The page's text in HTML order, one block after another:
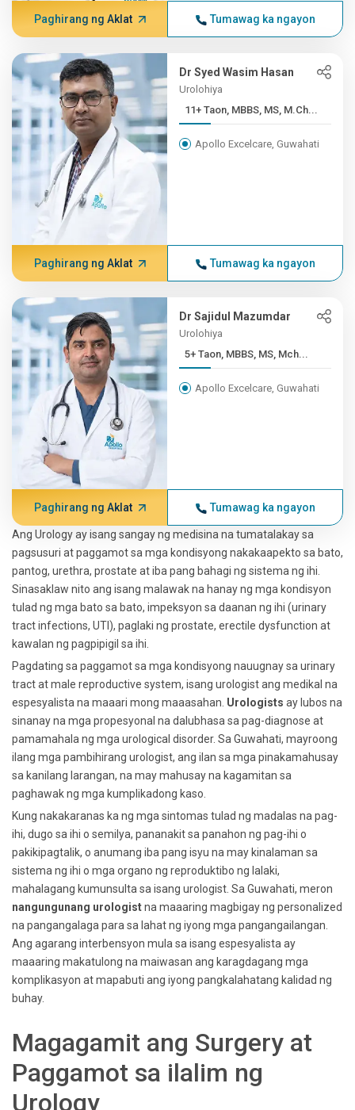
Paghirang ng Aklat Tumawag ka ngayon
Dr Syed Wasim Hasan
Urolohiya
11+ Taon, MBBS, MS, M.Ch...
Apollo Excelcare, Guwahati
Paghirang ng Aklat Tumawag ka ngayon
Dr Sajidul Mazumdar
Urolohiya
5+ Taon, MBBS, MS, Mch...
Apollo Excelcare, Guwahati
Paghirang ng Aklat Tumawag ka ngayon
Ang Urology ay isang sangay ng medisina na tumatalakay sa
pagsusuri at paggamot sa mga kondisyong nakakaapekto sa bato,
pantog, urethra, prostate at iba pang bahagi ng sistema ng ihi.
Sinasaklaw nito ang isang malawak na hanay ng mga kondisyon
tulad ng mga bato sa bato, impeksyon sa daanan ng ihi (urinary
tract infections, UTI), paglaki ng prostate, erectile dysfunction at
kawalan ng pagpipigil sa ihi.
Pagdating sa paggamot sa mga kondisyong nauugnay sa urinary
tract at male reproductive system, isang urologist ang medikal na
espesyalista na maaari mong maaasahan. Urologists ay lubos na
sinanay na mga propesyonal na dalubhasa sa pag-diagnose at
pamamahala ng mga urological disorder. Sa Guwahati, mayroong
ilang mga pambihirang urologist, ang ilan sa mga pinakamahusay
sa kanilang larangan, na may mahusay na kagamitan sa
paghawak ng mga kumplikadong kaso.
Kung nakakaranas ka ng mga sintomas tulad ng madalas na pag-
ihi, dugo sa ihi o semilya, pananakit sa panahon ng pag-ihi o
pakikipagtalik, o anumang iba pang isyu na may kinalaman sa
sistema ng ihi o mga organo ng reproduktibo ng lalaki,
mahalagang kumunsulta sa isang urologist. Sa Guwahati, meron
nangungunang urologistna maaaring magbigay ng personalized
na pangangalaga para sa lahat ng iyong mga pangangailangan.
Ang agarang interbensyon mula sa isang espesyalista ay
maaaring makatulong na maiwasan ang karagdagang mga
komplikasyon at mapabuti ang iyong pangkalahatang kalidad ng
buhay.
Magagamit ang Surgery at
Paggamot sa ilalim ng
Urology